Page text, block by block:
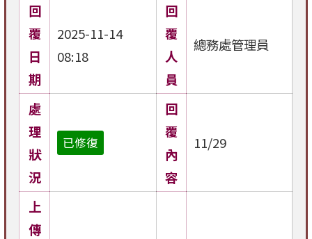
回
覆
日
期
2025-11-14
08:18
回
覆
人
員
總務處管理員
處
理
狀
況
已修復
回
覆
內
容
11/29
上
傳